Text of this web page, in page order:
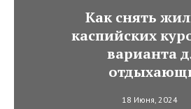
Как снять
каспийских
варианта
18 Июня, 2024